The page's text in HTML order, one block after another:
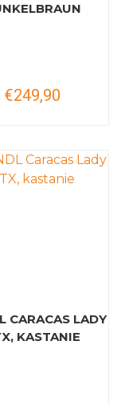
€249,90
CARACAS LADY
KASTANIE